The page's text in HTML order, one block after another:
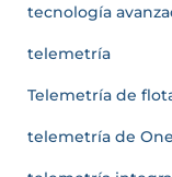
tecnología
telemetría
Telemetría de
telemetría de